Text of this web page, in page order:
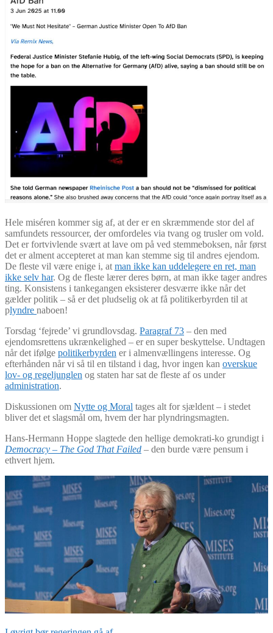
Hele miséren kommer sig af, at der er en skræmmende stor del af
samfundets ressourcer, der omfordeles via tvang og trusler om vold.
Det er fortvivlende svært at lave om på ved stemmeboksen, når først
det er alment accepteret at man kan stemme sig til andres ejendom.
De fleste vil være enige i, at man ikke kan uddelegere en ret, man
ikke selv har. Og de fleste lærer deres børn, at man ikke tager andres
ting. Konsistens i tankegangen eksisterer desværre ikke når det
gælder politik – så er det pludselig ok at få politikerbyrden til at
plyndre naboen!
Torsdag ‘fejrede’ vi grundlovsdag. Paragraf 73 – den med
ejendomsrettens ukrænkelighed – er en super beskyttelse. Undtagen
når det ifølge politikerbyrden er i almenvællingens interesse. Og
efterhånden når vi så til en tilstand i dag, hvor ingen kan overskue
lov- og regeljunglen og staten har sat de fleste af os under
administration.
Diskussionen om Nytte og Moral tages alt for sjældent – i stedet
bliver det et slagsmål om, hvem der har plyndringsmagten.
Hans-Hermann Hoppe slagtede den hellige demokrati-ko grundigt i
Democracy – The God That Failed – den burde være pensum i
ethvert hjem.